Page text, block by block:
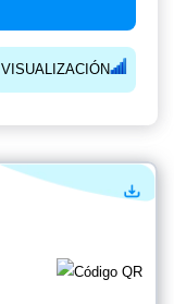
VISUALIZACIÓN